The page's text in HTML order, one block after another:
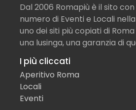
Dal 2006 Romapiù è il sito
numero di Eventi e Locali
uno dei siti più copiati di
una lusinga, una garanzia di
I più cliccati
Aperitivo Roma
Locali
Eventi